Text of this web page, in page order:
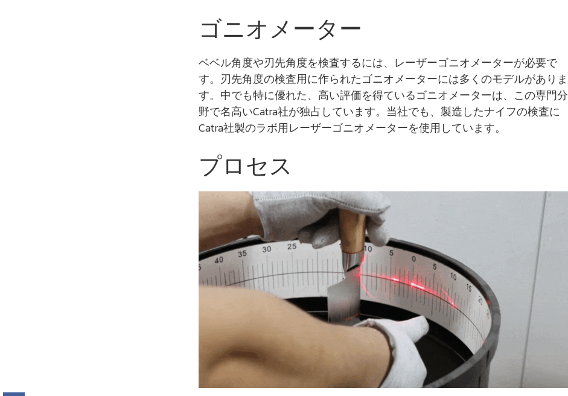
ゴニオメーター
ベベル角度や刃先角度を検査するには、レーザーゴニオメーターが必要で
す。刃先角度の検査用に作られたゴニオメーターには多くのモデルがありま
す。中でも特に優れた、高い評価を得ているゴニオメーターは、この専門分
野で名高いCatra社が独占しています。当社でも、製造したナイフの検査に
Catra社製のラボ用レーザーゴニオメーターを使用しています。
プロセス